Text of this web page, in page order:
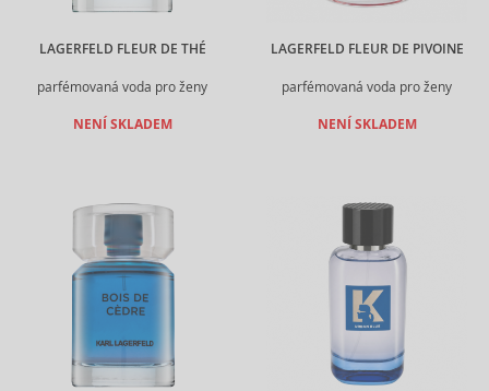
LAGERFELD FLEUR DE THÉ
parfémovaná voda pro ženy
NENÍ SKLADEM
LAGERFELD FLEUR DE PIVOINE
parfémovaná voda pro ženy
NENÍ SKLADEM